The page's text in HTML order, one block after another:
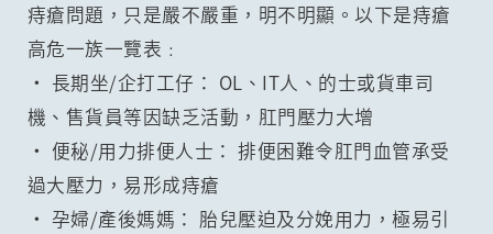
痔瘡問題，只是嚴不嚴重，明不明顯。以下是痔瘡
高危一族一覽表﹕
• 長期坐/企打工仔： OL、IT人、的士或貨車司
機、售貨員等因缺乏活動，肛門壓力大增
• 便秘/用力排便人士： 排便困難令肛門血管承受
過大壓力，易形成痔瘡
• 孕婦/產後媽媽： 胎兒壓迫及分娩用力，極易引